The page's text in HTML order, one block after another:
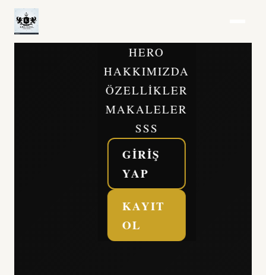
HERO
HAKKIMIZDA
ÖZELLIKLER
MAKALELER
SSS
GIRIŞ
YAP
KAYIT
OL